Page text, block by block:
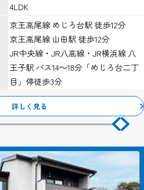
りお客様のIPアドレスを以下の理由のた
。
得し、そのWebサーバーの設置場所から
殊な場合を除き、IPアドレスから個人が
ん。
た問題を突き止めるため。
め。
ついて
能実現のための情報収集手段として、ク
サイトを訪れた際に、お客様のコンピ
さな情報（テキストファイル）のこと
ユーザーを認識するために使用していま
4LDK
京王高尾線 めじろ台駅 徒歩12分
京王高尾線 山田駅 徒歩12分
JR中央線・JR八高線・JR横浜線 八
王子駅 バス14～18分「めじろ台二丁
目」停徒歩3分
詳しく見る